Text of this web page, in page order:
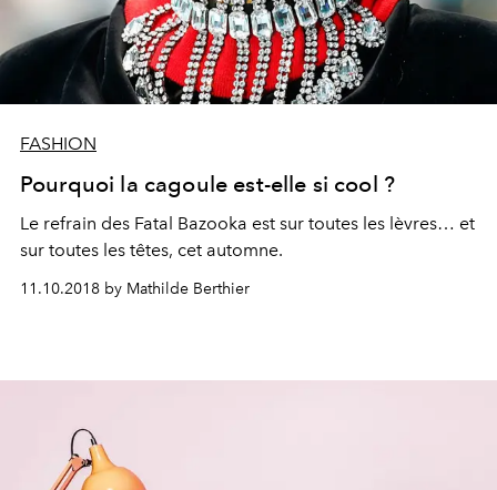
FASHION
Pourquoi la cagoule est-elle si cool ?
Le refrain des Fatal Bazooka est sur toutes les lèvres… et
sur toutes les têtes, cet automne.
11.10.2018 by Mathilde Berthier